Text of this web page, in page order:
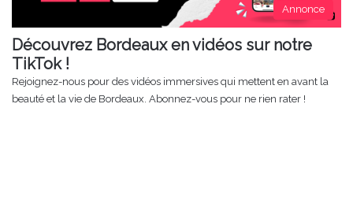
Annonce
Découvrez Bordeaux en vidéos sur notre
TikTok !
Rejoignez-nous pour des vidéos immersives qui mettent en avant la
beauté et la vie de Bordeaux. Abonnez-vous pour ne rien rater !